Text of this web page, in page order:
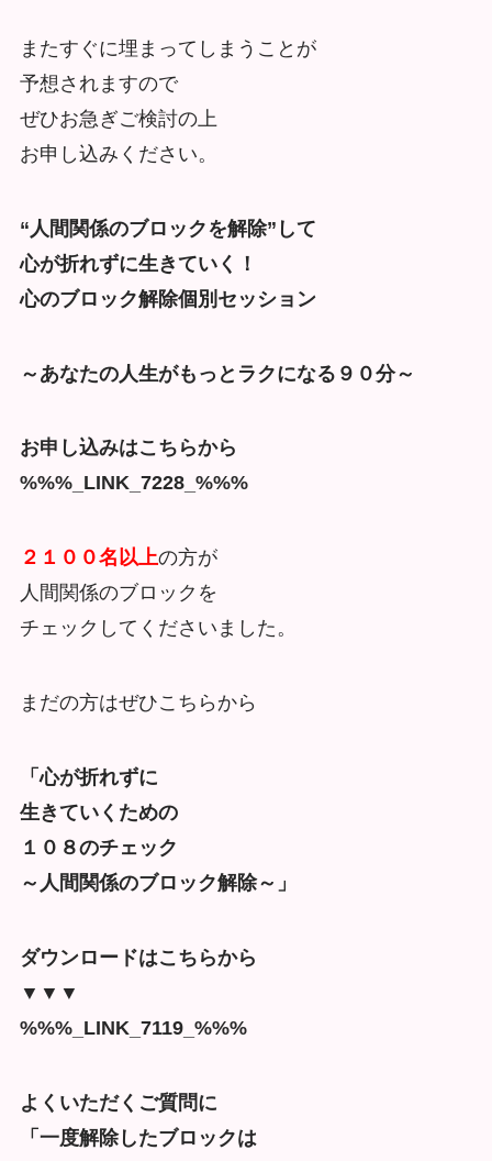
またすぐに埋まってしまうことが
予想されますので
ぜひお急ぎご検討の上
お申し込みください。
“人間関係のブロックを解除”して
心が折れずに生きていく！
心のブロック解除個別セッション
～あなたの人生がもっとラクになる９０分～
お申し込みはこちらから
%%%_LINK_7228_%%%
２１００名以上の方が
人間関係のブロックを
チェックしてくださいました。
まだの方はぜひこちらから
「心が折れずに
生きていくための
１０８のチェック
～人間関係のブロック解除～」
ダウンロードはこちらから
▼▼▼
%%%_LINK_7119_%%%
よくいただくご質問に
「一度解除したブロックは